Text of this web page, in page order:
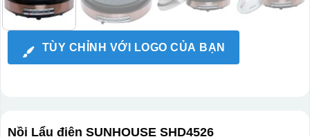
TÙY CHỈNH VỚI LOGO CỦA BẠN
Nồi Lẩu điện SUNHOUSE SHD4526